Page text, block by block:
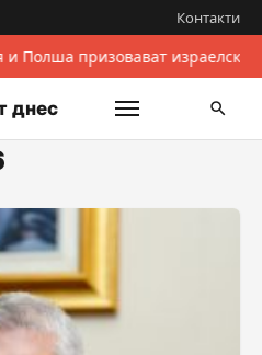
Контакти
и Полша призовават
днес